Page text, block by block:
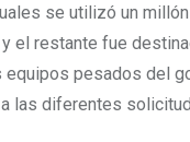
se utilizó un
el restante fue
equipos pesados del
las diferentes